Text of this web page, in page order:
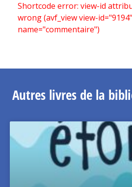
Shortcode error: view-id
wrong (avf_view view-id="9194"
name="commentaire")
Autres livres de la